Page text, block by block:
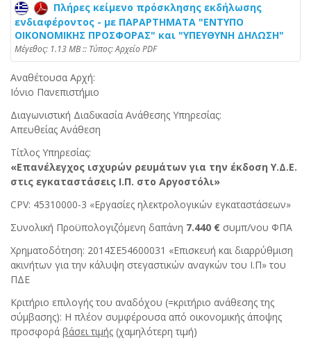
Πλήρες κείμενο πρόσκλησης εκδήλωσης
ενδιαφέροντος - με ΠΑΡΑΡΤΗΜΑΤΑ "ΕΝΤΥΠO
ΟΙΚΟΝΟΜΙΚΗΣ ΠΡΟΣΦΟΡΑΣ" και "ΥΠΕΥΘΥΝΗ ΔΗΛΩΣΗ"
Mέγεθος: 1.13 MB :: Τύπος: Αρχείο PDF
Αναθέτουσα Αρχή:
Ιόνιο Πανεπιστήμιο
Διαγωνιστική Διαδικασία Ανάθεσης Υπηρεσίας:
Απευθείας Ανάθεση
Τίτλος Υπηρεσίας:
«Επανέλεγχος ισχυρών ρευμάτων για την έκδοση Υ.Δ.Ε.
στις εγκαταστάσεις Ι.Π. στο Αργοστόλι»
CPV: 45310000-3 «Εργασίες ηλεκτρολογικών εγκαταστάσεων»
Συνολική Προϋπολογιζόμενη δαπάνη 7.440 € συμπ/νου ΦΠΑ
Χρηματοδότηση: 2014ΣΕ54600031 «Επισκευή και διαρρύθμιση
ακινήτων για την κάλυψη στεγαστικών αναγκών του Ι.Π» του
ΠΔΕ
Κριτήριο επιλογής του αναδόχου (=κριτήριο ανάθεσης της
σύμβασης): Η πλέον συμφέρουσα από οικονομικής άποψης
προσφορά βάσει τιμής (χαμηλότερη τιμή)